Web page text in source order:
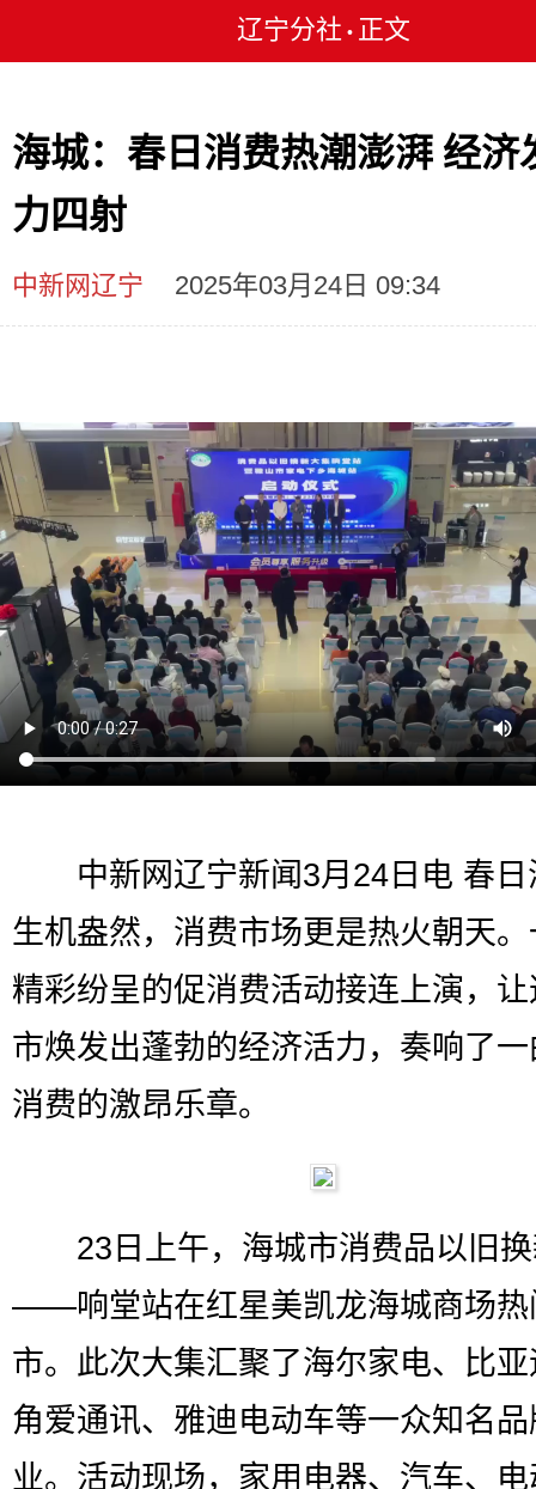
辽宁分社 • 正文
海城：春日消费热潮澎湃 经济
力四射
中新网辽宁 2025年03月24日 09:34
中新网辽宁新闻3月24日电 春日
生机盎然，消费市场更是热火朝天
精彩纷呈的促消费活动接连上演，
市焕发出蓬勃的经济活力，奏响了
消费的激昂乐章。
23日上午，海城市消费品以旧换
——响堂站在红星美凯龙海城商场热
市。此次大集汇聚了海尔家电、比
角爱通讯、雅迪电动车等一众知名
业。活动现场，家用电器、汽车、